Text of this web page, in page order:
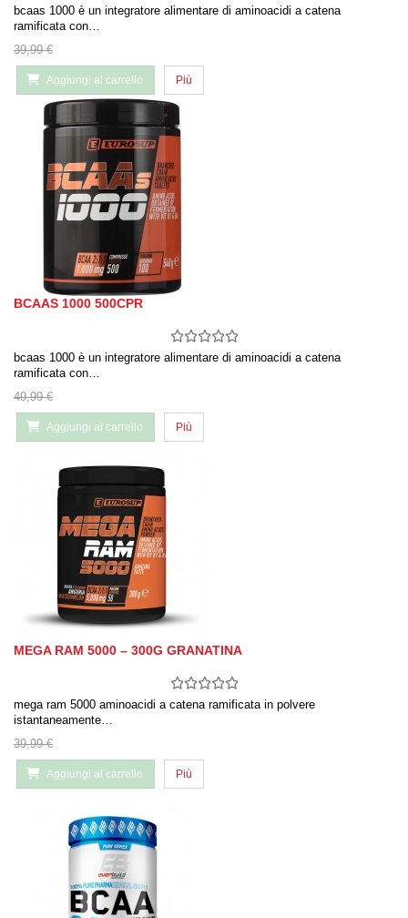
bcaas 1000 è un integratore alimentare di aminoacidi a catena
ramificata con…
39,99 €
Aggiungi al carrello Più
BCAAS 1000 500CPR
bcaas 1000 è un integratore alimentare di aminoacidi a catena
ramificata con…
49,99 €
Aggiungi al carrello Più
MEGA RAM 5000 – 300G GRANATINA
mega ram 5000 aminoacidi a catena ramificata in polvere
istantaneamente…
39,99 €
Aggiungi al carrello Più